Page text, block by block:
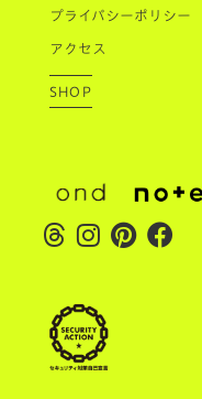
プライバシーポリシー
アクセス
SHOP